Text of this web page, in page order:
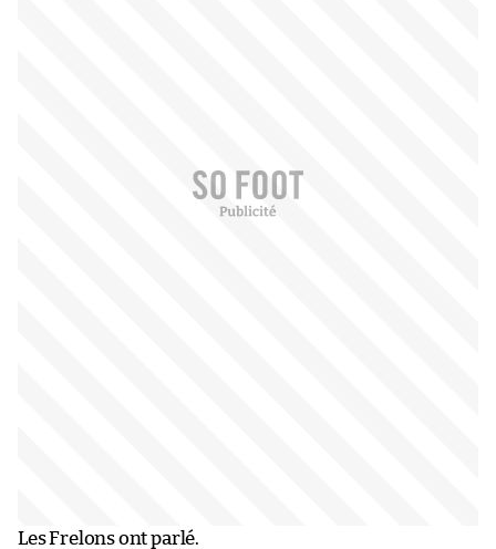
Les Frelons ont parlé.